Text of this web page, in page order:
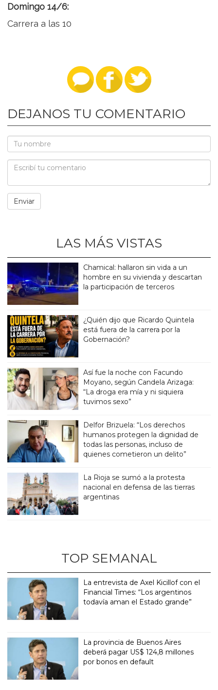
Domingo 14/6:
Carrera a las 10
DEJANOS TU COMENTARIO
LAS MÁS VISTAS
Chamical: hallaron sin vida a un
hombre en su vivienda y descartan
la participación de terceros
¿Quién dijo que Ricardo Quintela
está fuera de la carrera por la
Gobernación?
Así fue la noche con Facundo
Moyano, según Candela Arizaga:
“La droga era mía y ni siquiera
tuvimos sexo”
Delfor Brizuela: “Los derechos
humanos protegen la dignidad de
todas las personas, incluso de
quienes cometieron un delito”
La Rioja se sumó a la protesta
nacional en defensa de las tierras
argentinas
TOP SEMANAL
La entrevista de Axel Kicillof con el
Financial Times: “Los argentinos
todavía aman el Estado grande”
La provincia de Buenos Aires
deberá pagar US$ 124,8 millones
por bonos en default